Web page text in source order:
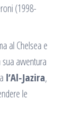
(1998-
al Chelsea e
avventura
l’Al-Jazira,
le